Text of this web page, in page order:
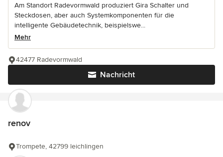
Am Standort Radevormwald produziert Gira Schalter und
Steckdosen, aber auch Systemkomponenten für die
intelligente Gebäudetechnik, beispielswe...
Mehr
Nachricht
42477 Radevormwald
renov
Trompete, 42799 leichlingen